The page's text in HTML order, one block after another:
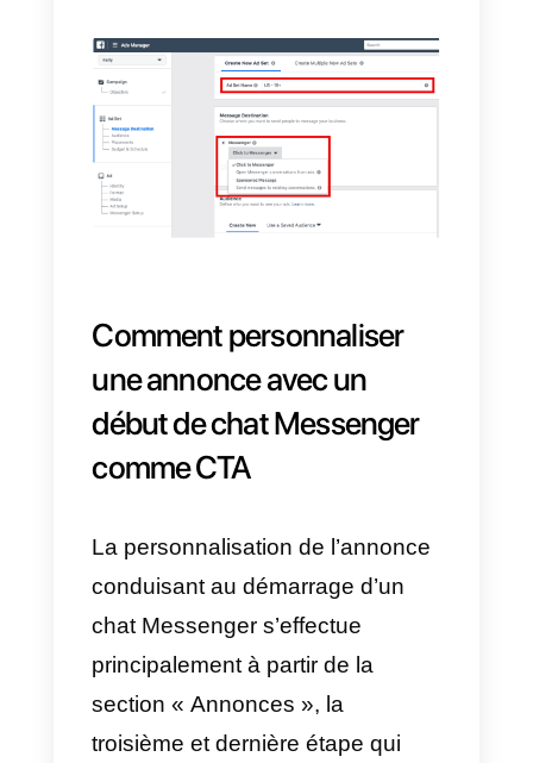
étapes susmentionnées sont les
mêmes que celles qui doivent
être suivies dans la création de
tout autre type de publicité
Facebook (comme, par exemple,
l’audience et la sélection des
plateformes *), concentrons-nous
sur les aspects qui concernent
spécifiquement la création et la
qui a
comme CTA le début du
chat Messenger.
Astuce : lors de la sélection des
plateformes où afficher